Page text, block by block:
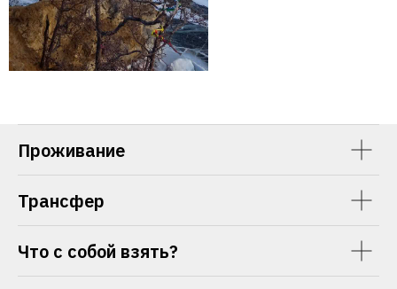
Проживание
Трансфер
Что с собой взять?